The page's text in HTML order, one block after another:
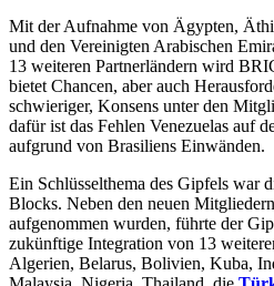
Mit der Aufnahme von Ägypten,
und den Vereinigten Arabischen
13 weiteren Partnerländern wird
bietet Chancen, aber auch
schwieriger, Konsens unter den
dafür ist das Fehlen Venezuelas auf
aufgrund von Brasiliens Einwänden.
Ein Schlüsselthema des Gipfels war
Blocks. Neben den neuen
aufgenommen wurden, führte der
zukünftige Integration von 13
Algerien, Belarus, Bolivien, Kuba,